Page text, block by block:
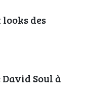
looks des
Soul à